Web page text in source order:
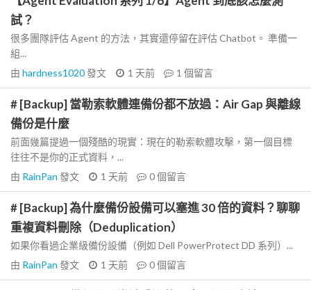
試？
很多團隊評估 Agent 的方法，其實還停留在評估 Chatbot。 準備一
組...
由 hardness1020發文 1 天前 1 個留言
# [Backup] 當勒索軟體連備份都不放過：Air Gap 與離線
備份是什麼
前面幾篇提過一個殘酷的現實：現在的勒索軟體攻擊，第一個目標
往往不是你的正式資料，...
由 RainPan 發文 1 天前 0個留言
# [Backup] 為什麼備份設備可以塞進 30 倍的資料？聊聊
重複資料刪除（Deduplication）
如果你看過企業級備份設備（例如 Dell PowerProtect DD 系列）...
由 RainPan 發文 1 天前 0個留言